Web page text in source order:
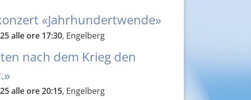
«Jahrhundertwende»
alle ore 17:30, Engelberg
nach dem Krieg den
alle ore 20:15, Engelberg